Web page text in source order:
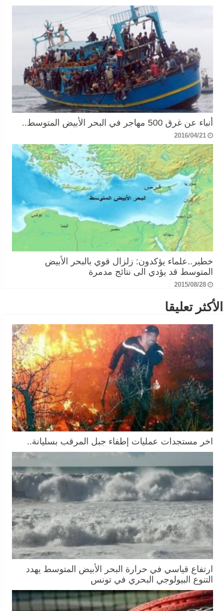
أنباء عن غرق 500 مهاجر في البحر الأبيض المتوسط..
2016/04/21
خطير..علماء يؤكدون: زلزال قوي بالبحر الأبيض
المتوسط قد يؤدي الى نتائج مدمرة
2015/08/28
الأكثر تعليقا
اخر مستجدات عمليات إطفاء جبل المرقب بسليانة..
ارتفاع قياسي في حرارة البحر الأبيض المتوسط يهدد
التنوع البيولوجي البحري في تونس